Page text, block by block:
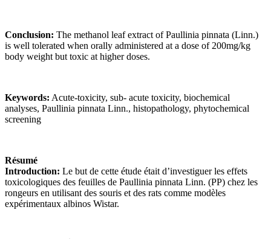
Conclusion: The methanol leaf extract of Paullinia pinnata (Linn.)
is well tolerated when orally administered at a dose of 200mg/kg
body weight but toxic at higher doses.
Keywords: Acute-toxicity, sub- acute toxicity, biochemical
analyses, Paullinia pinnata Linn., histopathology, phytochemical
screening
Résumé
Introduction: Le but de cette étude était d’investiguer les effets
toxicologiques des feuilles de Paullinia pinnata Linn. (PP) chez les
rongeurs en utilisant des souris et des rats comme modèles
expérimentaux albinos Wistar.